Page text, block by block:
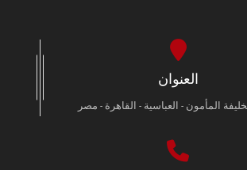
العنوان
المأمون - العباسية - القاهرة - مصر